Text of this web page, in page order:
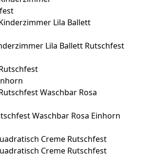
Lila Ballett Rutschfest
Waschbar Rosa Einhorn